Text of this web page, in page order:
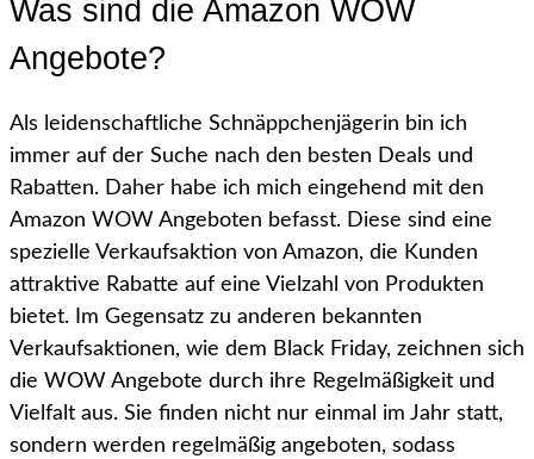
Was sind die Amazon WOW
Angebote?
Als leidenschaftliche Schnäppchenjägerin bin ich
immer auf der Suche nach den besten Deals und
Rabatten. Daher habe ich mich eingehend mit den
Amazon WOW Angeboten befasst. Diese sind eine
spezielle Verkaufsaktion von Amazon, die Kunden
attraktive Rabatte auf eine Vielzahl von Produkten
bietet. Im Gegensatz zu anderen bekannten
Verkaufsaktionen, wie dem Black Friday, zeichnen sich
die WOW Angebote durch ihre Regelmäßigkeit und
Vielfalt aus. Sie finden nicht nur einmal im Jahr statt,
sondern werden regelmäßig angeboten, sodass